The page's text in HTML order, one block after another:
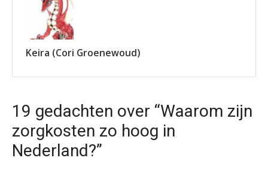
Keira (Cori Groenewoud)
19 gedachten over “Waarom zijn
zorgkosten zo hoog in
Nederland?”